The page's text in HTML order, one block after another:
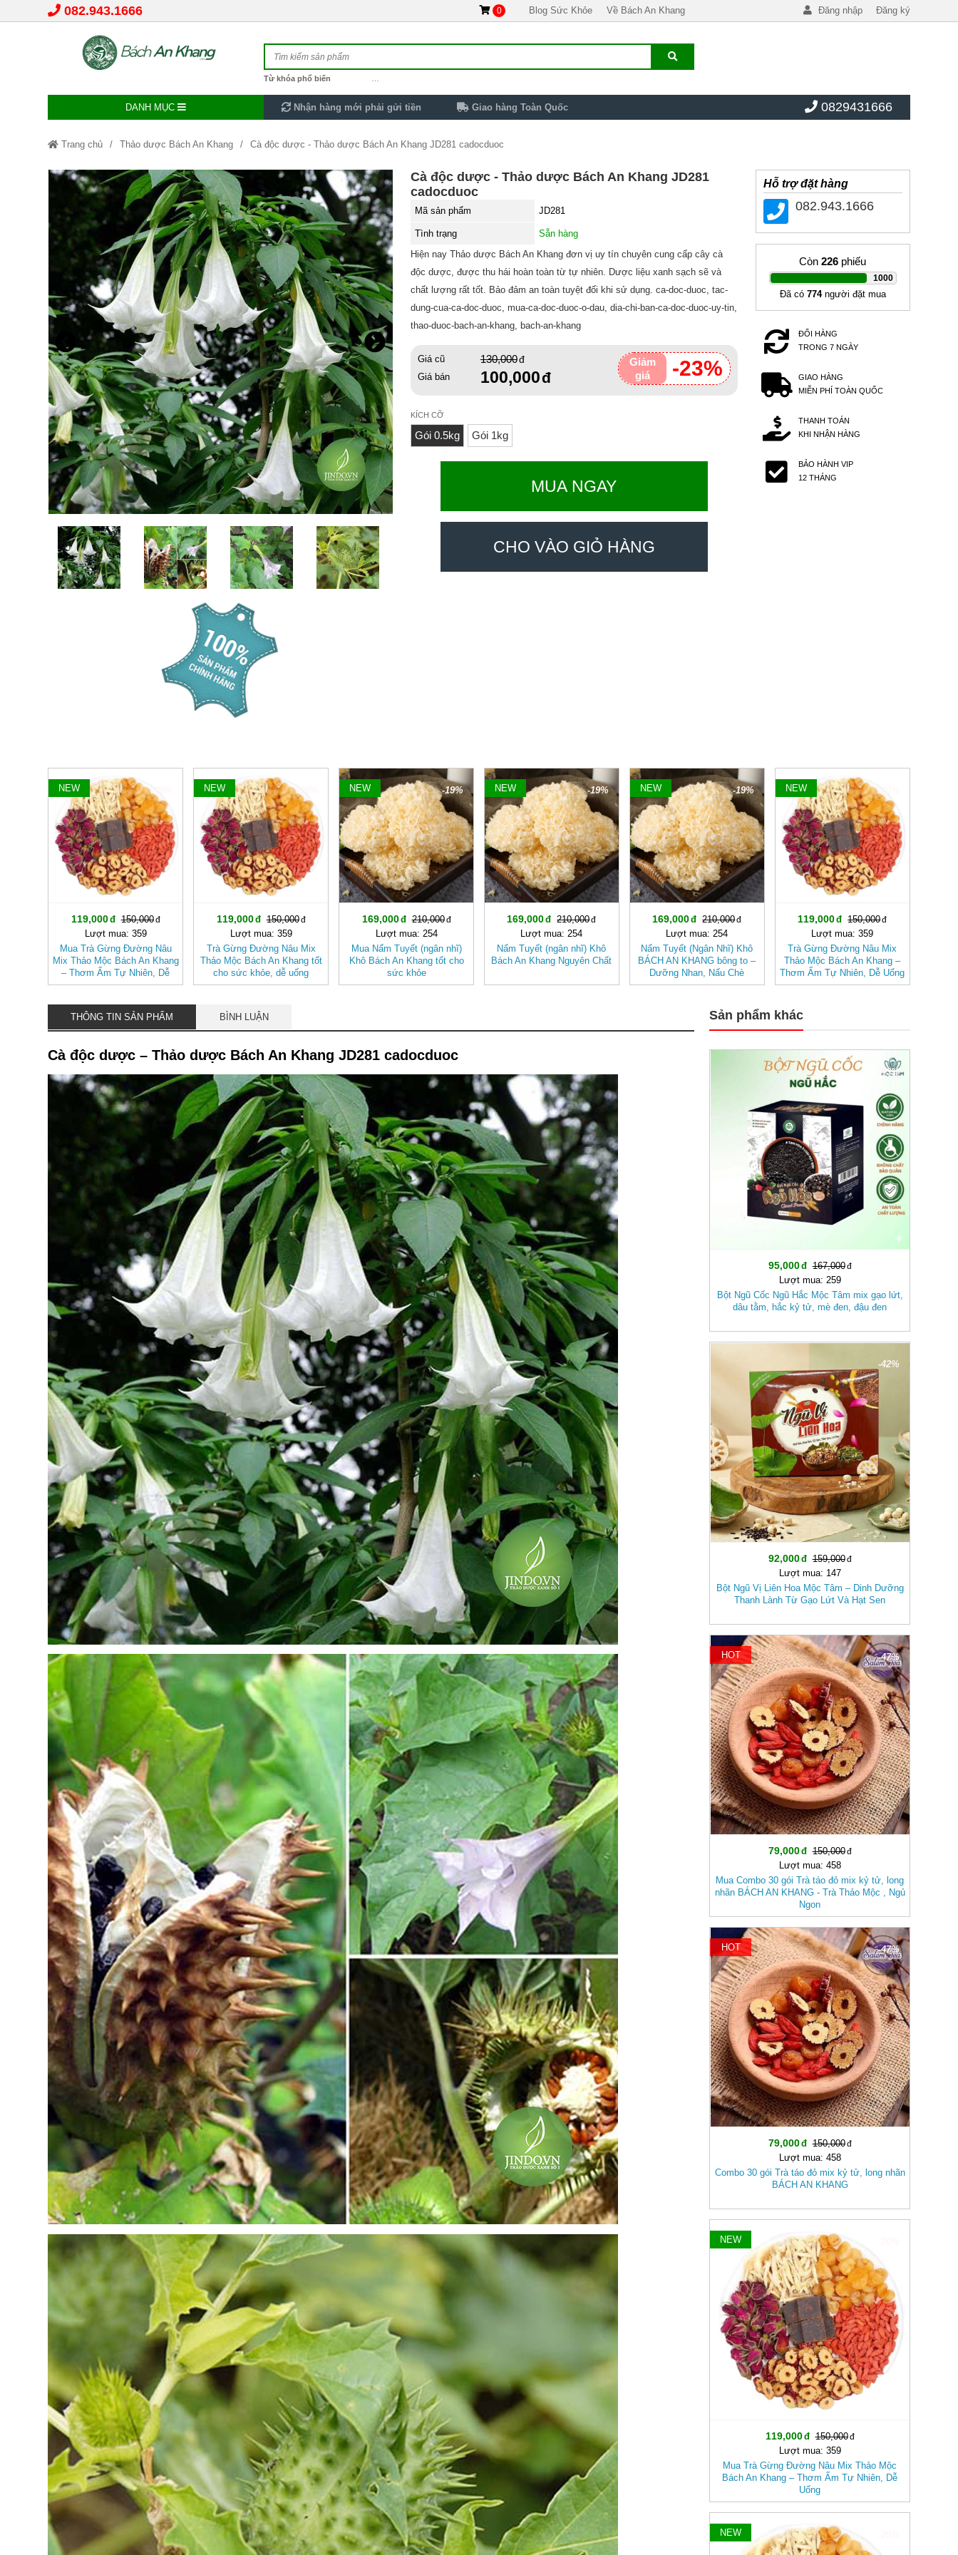
082.943.1666 0 Blog Sức Khỏe Về Bách An Khang Đăng nhập Đăng ký
Từ khóa phổ biến
DANH MỤC Nhận hàng mới phải gửi tiền Giao hàng Toàn Quốc 0829431666
Trang chủ Thảo dược Bách An Khang Cà độc dược - Thảo dược Bách An Khang JD281 cadocduoc
Cà độc dược - Thảo dược Bách An Khang JD281
cadocduoc
Mã sản phẩm JD281
Tình trạng
Sẵn hàng
Hiện nay Thảo dược Bách An Khang đơn vị uy tín chuyên cung cấp cây cà
độc dược, được thu hái hoàn toàn từ tự nhiên. Dược liệu xanh sạch sẽ và
chất lượng rất tốt. Bảo đảm an toàn tuyệt đối khi sử dụng. ca-doc-duoc, tac-
dung-cua-ca-doc-duoc, mua-ca-doc-duoc-o-dau, dia-chi-ban-ca-doc-duoc-uy-tin,
thao-duoc-bach-an-khang, bach-an-khang
Giảm
giá
-23%
Giá cũ 130,000
Giá bán 100,000
KÍCH CỠ
Gói 0.5kg Gói 1kg
MUA NGAY
CHO VÀO GIỎ HÀNG
Hỗ trợ đặt hàng
082.943.1666
Còn226 phiếu
1000
|
Đã có 774người đặt mua
ĐỔI HÀNG
TRONG 7 NGÀY
GIAO HÀNG
MIỄN PHÍ TOÀN QUỐC
THANH TOÁN
KHI NHẬN HÀNG
BẢO HÀNH VIP
12 THÁNG
-20%
NEW
119,000
150,000
Lượt mua: 359
Mua Trà Gừng Đường Nâu
Mix Thảo Mộc Bách An Khang
– Thơm Ấm Tự Nhiên, Dễ
Uống
-20%
NEW
119,000
150,000
Lượt mua: 359
Trà Gừng Đường Nâu Mix
Thảo Mộc Bách An Khang tốt
cho sức khỏe, dễ uống
-19%
NEW
169,000
210,000
Lượt mua: 254
Mua Nấm Tuyết (ngân nhĩ)
Khô Bách An Khang tốt cho
sức khỏe
-19%
NEW
169,000
210,000
Lượt mua: 254
Nấm Tuyết (ngân nhĩ) Khô
Bách An Khang Nguyên Chất
-19%
NEW
169,000
210,000
Lượt mua: 254
Nấm Tuyết (Ngân Nhĩ) Khô
BÁCH AN KHANG bông to –
Dưỡng Nhan, Nấu Chè
-20%
NEW
119,000
150,000
Lượt mua: 359
Trà Gừng Đường Nâu Mix
Thảo Mộc Bách An Khang –
Thơm Ấm Tự Nhiên, Dễ Uống
THÔNG TIN SẢN PHẨM BÌNH LUẬN
Cà độc dược – Thảo dược Bách An Khang JD281 cadocduoc
Sản phẩm khác
-43%
95,000
167,000
Lượt mua: 259
Bột Ngũ Cốc Ngũ Hắc Mộc Tâm mix gạo lứt,
dâu tằm, hắc kỷ tử, mè đen, đậu đen
-42%
92,000
159,000
Lượt mua: 147
Bột Ngũ Vị Liên Hoa Mộc Tâm – Dinh Dưỡng
Thanh Lành Từ Gạo Lứt Và Hạt Sen
-47%
HOT
79,000
150,000
Lượt mua: 458
Mua Combo 30 gói Trà táo đỏ mix kỷ tử, long
nhãn BÁCH AN KHANG - Trà Thảo Mộc , Ngủ
Ngon
-47%
HOT
79,000
150,000
Lượt mua: 458
Combo 30 gói Trà táo đỏ mix kỷ tử, long nhãn
BÁCH AN KHANG
NEW
119,000
150,000
Lượt mua: 359
Mua Trà Gừng Đường Nâu Mix Thảo Mộc
Bách An Khang – Thơm Ấm Tự Nhiên, Dễ
Uống
NEW